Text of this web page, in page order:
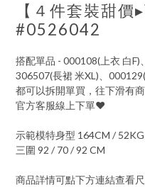
【４件套裝甜價
#0526042
搭配單品 - 000108(上衣 白F)
306507(長裙 米XL)、
都可以拆開單買，往下滑有
官方客服線上下單♥
示範模特身型 164CM / 52KG
三圍 92 / 70 / 92 CM
商品詳情可點下方連結查看